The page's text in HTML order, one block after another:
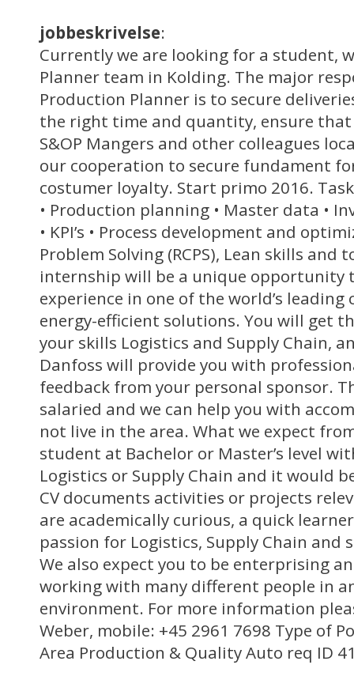
jobbeskrivelse:
Currently we are looking for a student,
Planner team in Kolding. The major
Production Planner is to secure
the right time and quantity, ensure
S&OP Mangers and other colleagues
our cooperation to secure fundament
costumer loyalty. Start primo 2016.
• Production planning • Master data •
• KPI’s • Process development and
Problem Solving (RCPS), Lean skills and
internship will be a unique opportunity
experience in one of the world’s
energy-efficient solutions. You will get
your skills Logistics and Supply Chain,
Danfoss will provide you with
feedback from your personal sponsor.
salaried and we can help you with
not live in the area. What we expect
student at Bachelor or Master’s level
Logistics or Supply Chain and it would
CV documents activities or projects
are academically curious, a quick
passion for Logistics, Supply Chain and
We also expect you to be enterprising
working with many different people in
environment. For more information
Weber, mobile: +45 2961 7698 Type of
Area Production & Quality Auto req ID